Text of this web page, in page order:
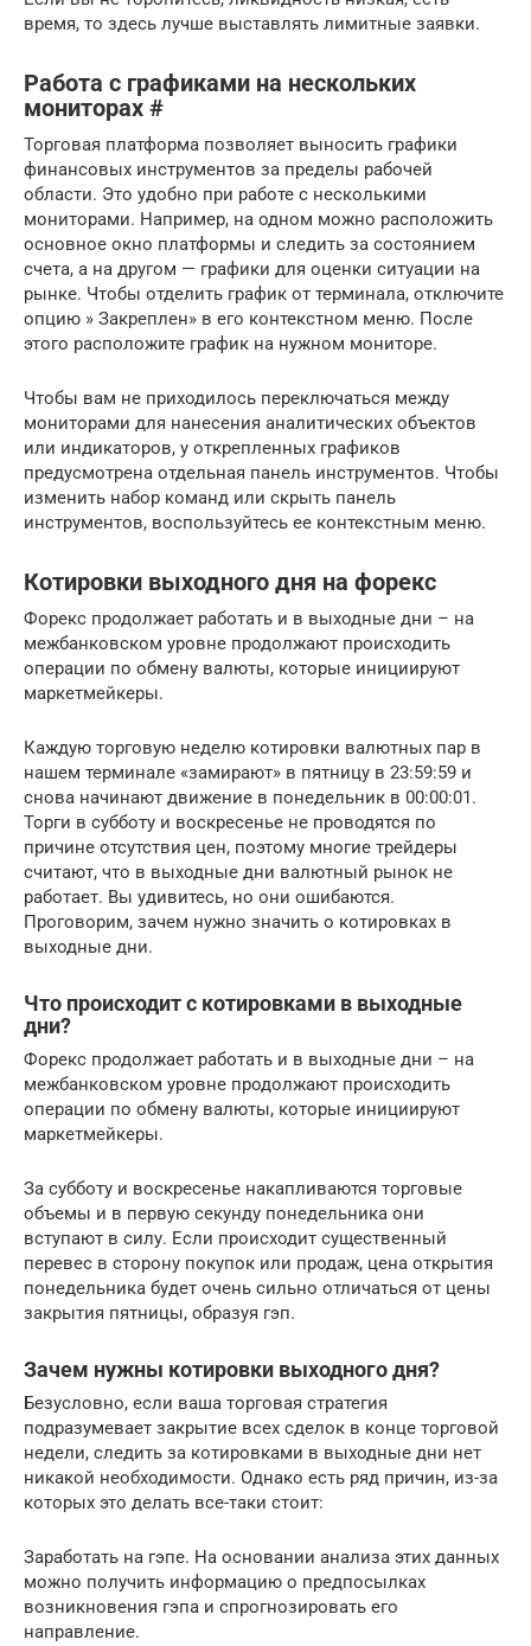
время, то здесь лучше выставлять лимитные заявки.
Работа с графиками на нескольких
мониторах #
Торговая платформа позволяет выносить графики
финансовых инструментов за пределы рабочей
области. Это удобно при работе с несколькими
мониторами. Например, на одном можно расположить
основное окно платформы и следить за состоянием
счета, а на другом — графики для оценки ситуации на
рынке. Чтобы отделить график от терминала, отключите
опцию » Закреплен» в его контекстном меню. После
этого расположите график на нужном мониторе.
Чтобы вам не приходилось переключаться между
мониторами для нанесения аналитических объектов
или индикаторов, у открепленных графиков
предусмотрена отдельная панель инструментов. Чтобы
изменить набор команд или скрыть панель
инструментов, воспользуйтесь ее контекстным меню.
Котировки выходного дня на форекс
Форекс продолжает работать и в выходные дни – на
межбанковском уровне продолжают происходить
операции по обмену валюты, которые инициируют
маркетмейкеры.
Каждую торговую неделю котировки валютных пар в
нашем терминале «замирают» в пятницу в 23:59:59 и
снова начинают движение в понедельник в 00:00:01.
Торги в субботу и воскресенье не проводятся по
причине отсутствия цен, поэтому многие трейдеры
считают, что в выходные дни валютный рынок не
работает. Вы удивитесь, но они ошибаются.
Проговорим, зачем нужно значить о котировках в
выходные дни.
Что происходит с котировками в выходные
дни?
Форекс продолжает работать и в выходные дни – на
межбанковском уровне продолжают происходить
операции по обмену валюты, которые инициируют
маркетмейкеры.
За субботу и воскресенье накапливаются торговые
объемы и в первую секунду понедельника они
вступают в силу. Если происходит существенный
перевес в сторону покупок или продаж, цена открытия
понедельника будет очень сильно отличаться от цены
закрытия пятницы, образуя гэп.
Зачем нужны котировки выходного дня?
Безусловно, если ваша торговая стратегия
подразумевает закрытие всех сделок в конце торговой
недели, следить за котировками в выходные дни нет
никакой необходимости. Однако есть ряд причин, из-за
которых это делать все-таки стоит:
Заработать на гэпе. На основании анализа этих данных
можно получить информацию о предпосылках
возникновения гэпа и спрогнозировать его
направление.